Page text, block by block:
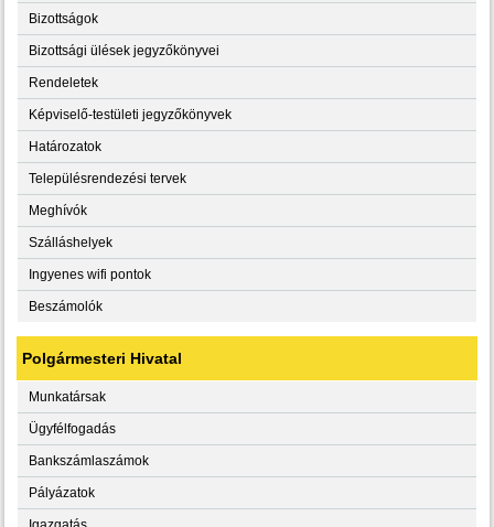
Bizottságok
Bizottsági ülések jegyzőkönyvei
Rendeletek
Képviselő-testületi jegyzőkönyvek
Határozatok
Településrendezési tervek
Meghívók
Szálláshelyek
Ingyenes wifi pontok
Beszámolók
Polgármesteri Hivatal
Munkatársak
Ügyfélfogadás
Bankszámlaszámok
Pályázatok